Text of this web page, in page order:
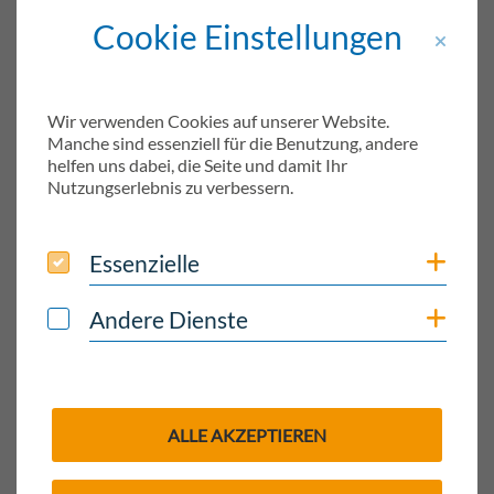
Satzung markiert auf Holzstempel
Entwässerungssatzung
6. Satzung zur Änderung der Beitrags-
Cookie Einstellungen
Wir verwenden Cookies auf unserer Website.
Manche sind essenziell für die Benutzung, andere
helfen uns dabei, die Seite und damit Ihr
Nutzungserlebnis zu verbessern.
Essenzielle
Essenzielle
Andere Dienste
Andere Dienste
ALLE AKZEPTIEREN